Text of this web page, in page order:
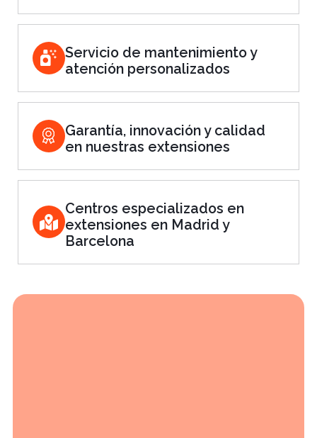
Servicio de mantenimiento y
atención personalizados
Garantía, innovación y calidad
en nuestras extensiones
Centros especializados en
extensiones en Madrid y
Barcelona